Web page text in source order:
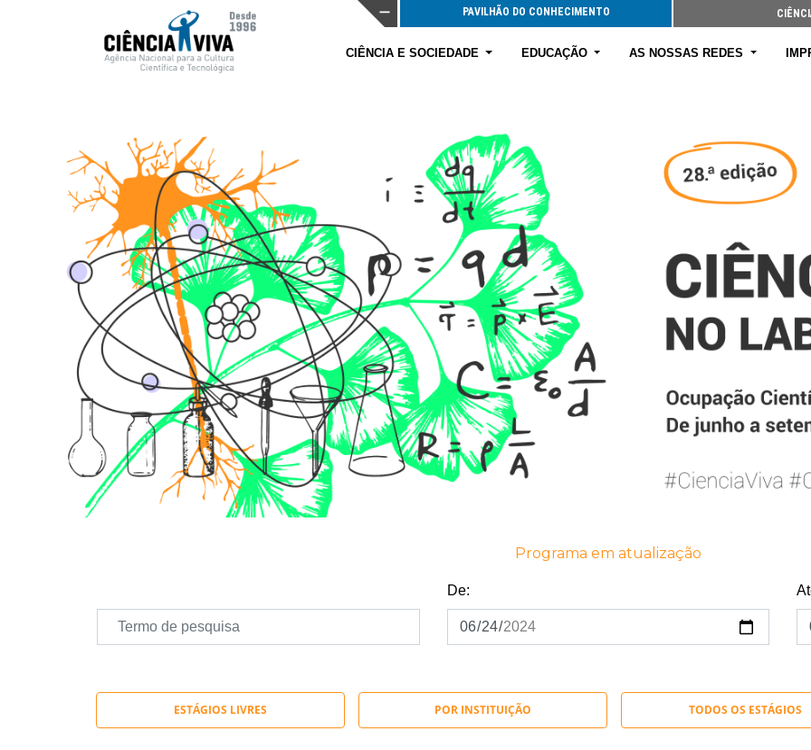
PAVILHÃO DO CONHECIMENTO
CIÊNCIA E SOCIEDADE EDUCAÇÃO AS NOSSAS REDES
Programa em atualização
De:
ESTÁGIOS LIVRES POR INSTITUIÇÃO TODOS OS ESTÁGIOS